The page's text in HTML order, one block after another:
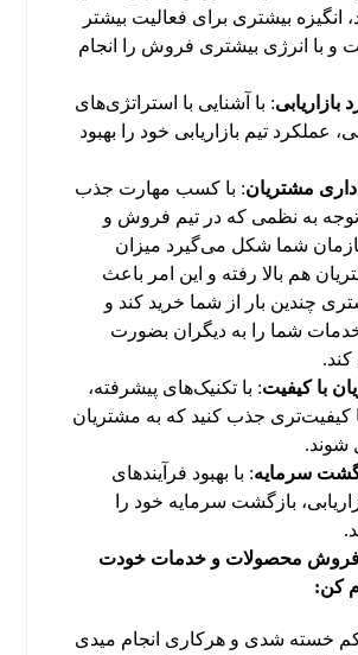
انگیزه بیشتری برای فعالیت بیشتر
و با انرژی بیشتری فروش را انجام
بازاریابی: با آشنایی با استراتژی‌های
عملکرد تیم بازاریابی خود را بهبود
مشتریان: با کسب مهارت جذب
به نظمی که در تیم فروش و
شما شکل می‌گیرد میزان
هم بالا رفته و این امر باعث
چندین بار از شما خرید کند و
شما را به دیگران بضورت
کند.
با کیفیت: با تکنیک‌های پیشرفته،
کیفیت‌تری جذب کنید که به مشتریان
شوند.
سرمایه: با بهبود فرآیندهای
بازگشت سرمایه خود را
فروش محصولات و خدمات خودت
کن:
خسته شدی و هرکاری انجام میدی